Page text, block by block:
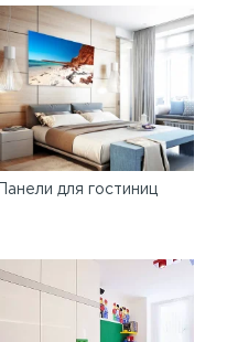
Панели для гостиниц